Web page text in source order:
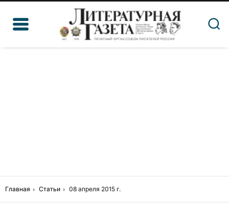
Главная Статьи 08 апреля 2015 г.